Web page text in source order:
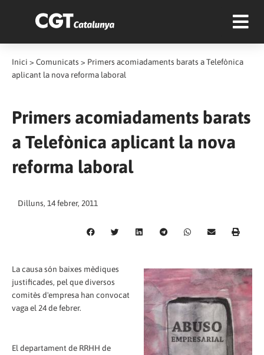
Inici > Comunicats > Primers acomiadaments barats a Telefònica
aplicant la nova reforma laboral
Primers acomiadaments barats
a Telefònica aplicant la nova
reforma laboral
Dilluns, 14 febrer, 2011
La causa són baixes mèdiques
justificades, pel que diversos
comitès d'empresa han convocat
vaga el 24 de febrer.
El departament de RRHH de